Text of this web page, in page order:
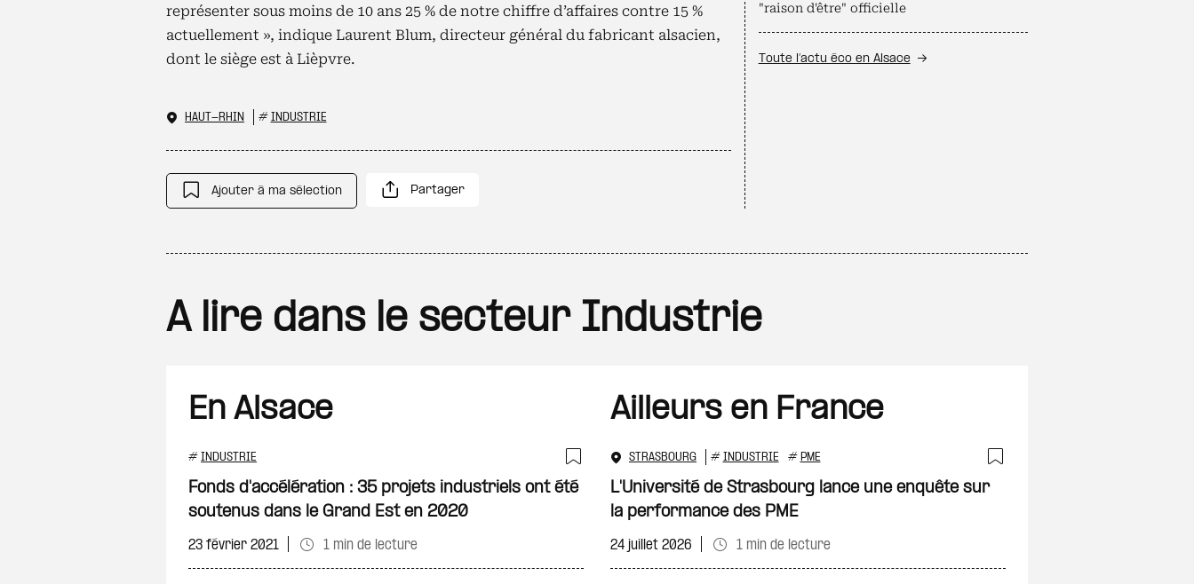
représenter sous moins de 10 ans 25 % de notre chiffre d’affaires contre 15 %
actuellement », indique Laurent Blum, directeur général du fabricant alsacien,
dont le siège est à Lièpvre.
HAUT-RHIN # INDUSTRIE
Ajouter à ma sélection Partager
"raison d'être" officielle
Toute l’actu éco en Alsace
A lire dans le secteur Industrie
En Alsace
# INDUSTRIE
Ajouter à ma sélection
Fonds d'accélération : 35 projets industriels ont été
soutenus dans le Grand Est en 2020
23 février 2021 1 min de lecture
Ailleurs en France
STRASBOURG # INDUSTRIE # PME
Ajouter à ma
L'Université de Strasbourg lance une enquête sur
la performance des PME
24 juillet 2026 1 min de lecture